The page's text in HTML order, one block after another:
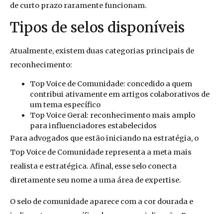
de curto prazo raramente funcionam.
Tipos de selos disponíveis
Atualmente, existem duas categorias principais de
reconhecimento:
Top Voice de Comunidade: concedido a quem
contribui ativamente em artigos colaborativos de
um tema específico
Top Voice Geral: reconhecimento mais amplo
para influenciadores estabelecidos
Para advogados que estão iniciando na estratégia, o
Top Voice de Comunidade representa a meta mais
realista e estratégica. Afinal, esse selo conecta
diretamente seu nome a uma área de expertise.
O selo de comunidade aparece com a cor dourada e